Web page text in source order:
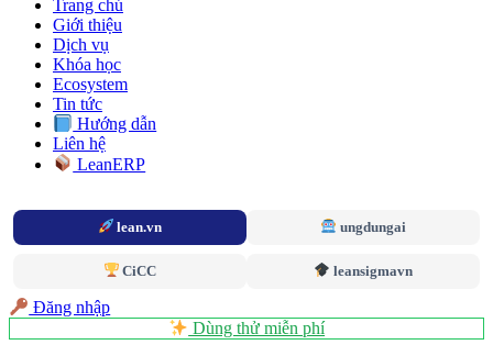
Trang chủ
Giới thiệu
Dịch vụ
Khóa học
Ecosystem
Tin tức
Hướng dẫn
Liên hệ
LeanERP
lean.vn ungdungai
CiCC leansigmavn
Đăng nhập
Dùng thử miễn phí